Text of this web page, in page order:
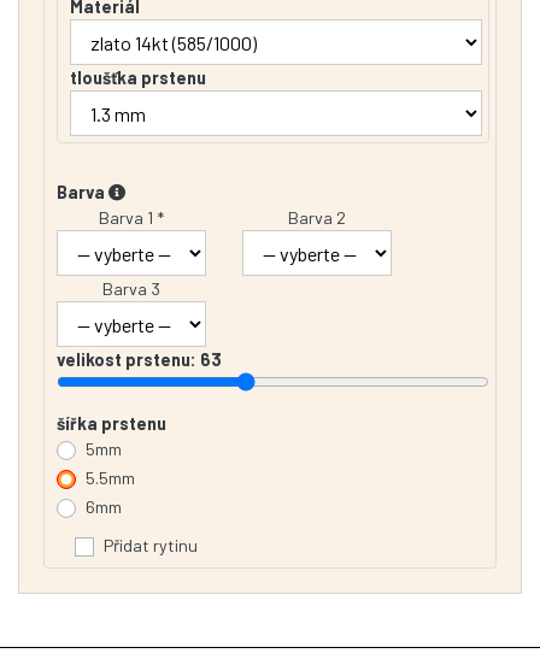
Materiál
tloušťka prstenu
Barva
Barva 1 *
Barva 2
Barva 3
velikost prstenu: 63
šířka prstenu
5mm
5.5mm
6mm
Přidat rytinu